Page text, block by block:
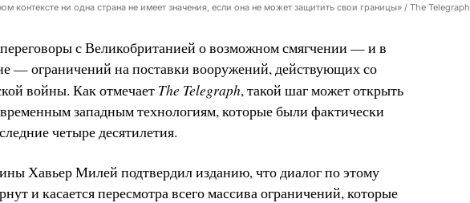
контексте ни одна страна не имеет значения, если она не может защитить свои границы» / The Telegraph
с Великобританией о возможном смягчении — и в
— ограничений на поставки вооружений, действующих со
войны. Как отмечает The Telegraph, такой шаг может открыть
западным технологиям, которые были фактически
четыре десятилетия.
Хавьер Милей подтвердил изданию, что диалог по этому
и касается пересмотра всего массива ограничений, которые